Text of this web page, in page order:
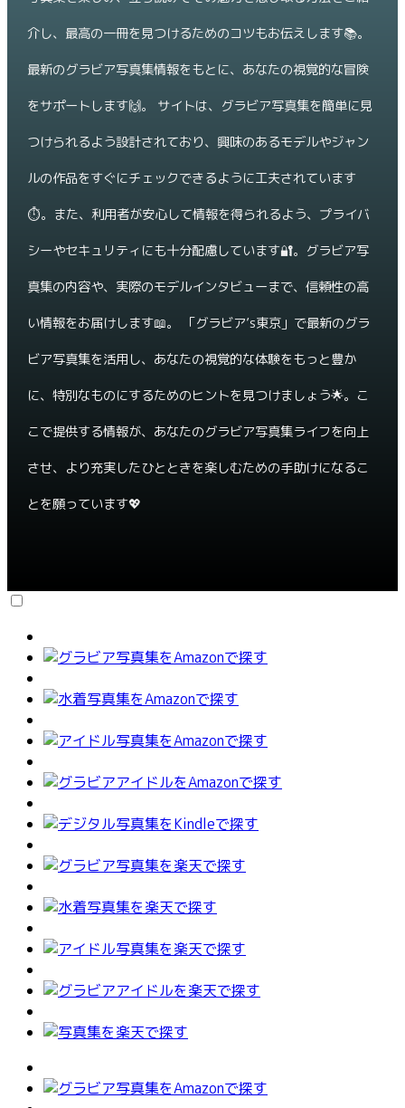
介し、最高の一冊を見つけるためのコツもお伝えします📚。
最新のグラビア写真集情報をもとに、あなたの視覚的な冒険
をサポートします🙌。 サイトは、グラビア写真集を簡単に見
つけられるよう設計されており、興味のあるモデルやジャン
ルの作品をすぐにチェックできるように工夫されています
⏱️。また、利用者が安心して情報を得られるよう、プライバ
シーやセキュリティにも十分配慮しています🔐。グラビア写
真集の内容や、実際のモデルインタビューまで、信頼性の高
い情報をお届けします📖。 「グラビア’s東京」で最新のグラ
ビア写真集を活用し、あなたの視覚的な体験をもっと豊か
に、特別なものにするためのヒントを見つけましょう🌟。こ
こで提供する情報が、あなたのグラビア写真集ライフを向上
させ、より充実したひとときを楽しむための手助けになるこ
とを願っています💖